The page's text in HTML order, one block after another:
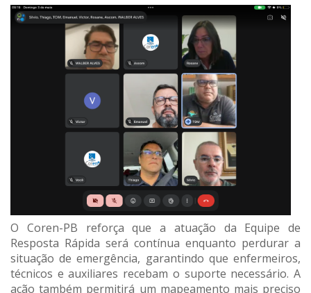
O Coren-PB reforça que a atuação da Equipe de
Resposta Rápida será contínua enquanto perdurar a
situação de emergência, garantindo que enfermeiros,
técnicos e auxiliares recebam o suporte necessário. A
ação também permitirá um mapeamento mais preciso